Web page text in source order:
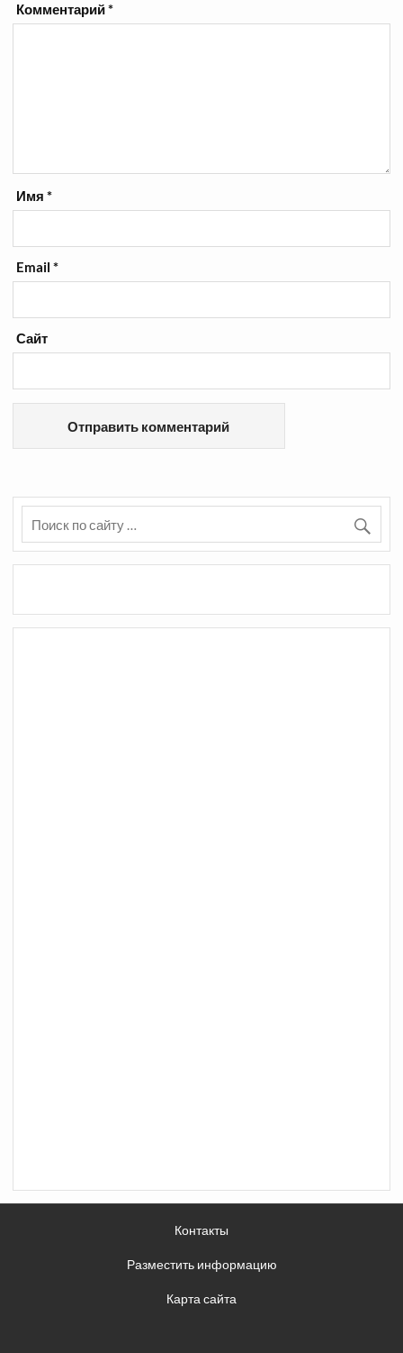
Комментарий*
Имя*
Email*
Сайт
Контакты
Разместить информацию
Карта сайта